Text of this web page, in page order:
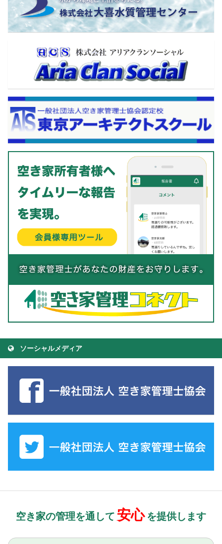
ソーシャルメディア
空き家の管理を通して 安心 を提供します